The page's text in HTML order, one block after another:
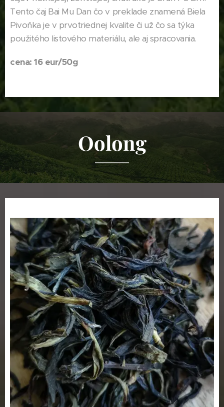
Tento čaj Bai Mu Dan čo v preklade znamená Biela
Pivoňka je v prvotriednej kvalite či už čo sa týka
použitého listového materiálu, ale aj spracovania.
cena: 16 eur/50g
Oolong